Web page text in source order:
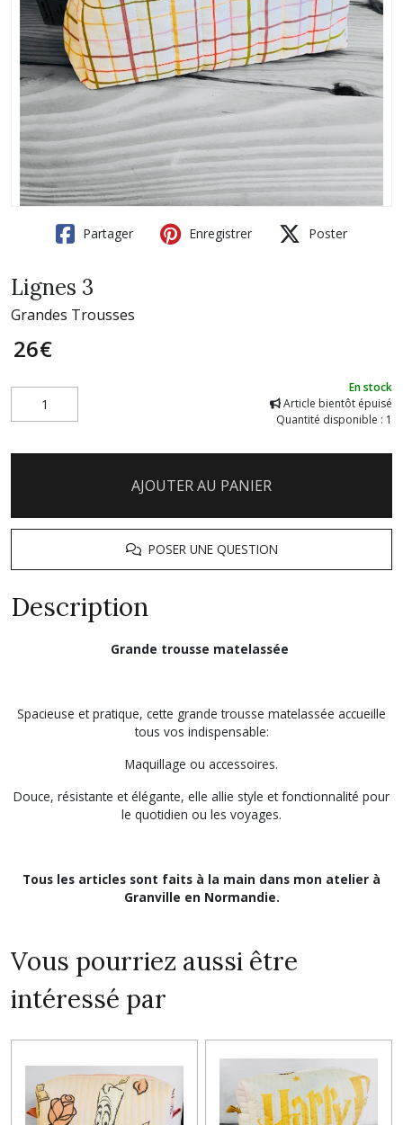
Partager Enregistrer Poster
Lignes 3
Grandes Trousses
26€
En stock
Article bientôt épuisé
Quantité disponible : 1
AJOUTER AU PANIER
POSER UNE QUESTION
Description
Grande trousse matelassée
Spacieuse et pratique, cette grande trousse matelassée accueille
tous vos indispensable:
Maquillage ou accessoires.
Douce, résistante et élégante, elle allie style et fonctionnalité pour
le quotidien ou les voyages.
Tous les articles sont faits à la main dans mon atelier à
Granville en Normandie.
Vous pourriez aussi être
intéressé par